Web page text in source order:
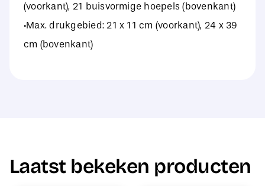
(voorkant), 21 buisvormige hoepels (bovenkant)
·Max. drukgebied: 21 x 11 cm (voorkant), 24 x 39
cm (bovenkant)
Laatst bekeken producten